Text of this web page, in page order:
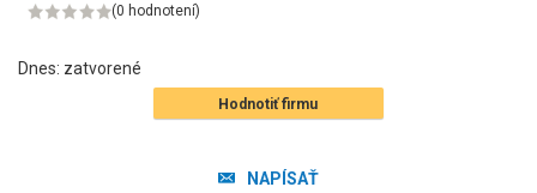
(0 hodnotení)
Dnes: zatvorené
Hodnotiť firmu
NAPÍSAŤ